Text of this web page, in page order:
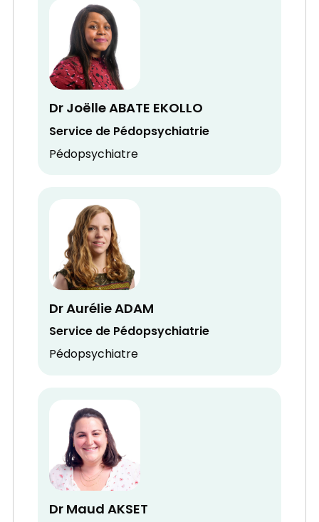
Dr Joëlle ABATE EKOLLO
Service de Pédopsychiatrie
Pédopsychiatre
Dr Aurélie ADAM
Service de Pédopsychiatrie
Pédopsychiatre
Dr Maud AKSET